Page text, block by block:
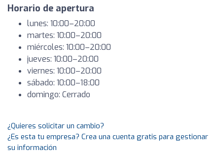
Horario de apertura
lunes: 10:00–20:00
martes: 10:00–20:00
miércoles: 10:00–20:00
jueves: 10:00–20:00
viernes: 10:00–20:00
sábado: 10:00–18:00
domingo: Cerrado
¿Quieres solicitar un cambio?
¿Es esta tu empresa? Crea una cuenta gratis para gestionar
su información